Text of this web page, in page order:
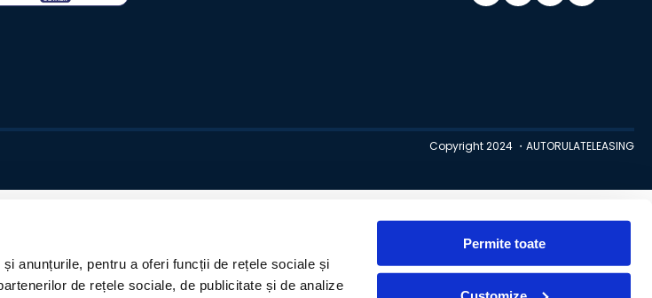
anunțurile, pentru a oferi funcții de rețele sociale și
de rețele sociale, de publicitate și de analize
Permite toate
Copyright 2024 ・AUTORULATELEASING